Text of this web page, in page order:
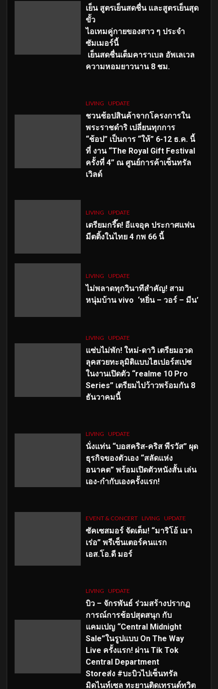
เย็น สูตรเย็นสดชื่น และสูตรเย็นสุด
ขั้ว
ไอเทมคู่กายของสาว ๆ ประจำ
ซัมเมอร์นี้
เย็นสดชื่นเต็มคาราเบล อัพเลเวล
ความหอมยาวนาน 8 ชม.
LIVING UPDATE
ชวนช้อปสินค้าจากโครงการใน
พระราชดำริ เปลี่ยนทุกการ
“ช้อป” เป็นการ “ให้” 6-12 ธ.ค. นี้
ที่ งาน “The Royal Gift Festival
ครั้งที่ 4” ณ ศูนย์การค้าเซ็นทรัล
เวิลด์
LIVING UPDATE
เตรียมกรี๊ด! อีแจอุค ประกาศแฟน
มีตติ้งในไทย 4 กพ 66 นี้
LIVING UPDATE
ไม่พลาดทุกวินาทีสำคัญ! สาม
หนุ่มบ้าน vivo ‘หยิ่น – วอร์ – มีน’
LIVING UPDATE
แซ่บไม่พัก! ใหม่-ดาวิ เตรียมอวด
ลุคสวยทะลุมิติแบบไฮเปอร์สเปซ
ในงานเปิดตัว “realme 10 Pro
Series” เตรียมไปว้าวพร้อมกัน 8
ธันวาคมนี้
LIVING UPDATE
นั่งแท่น “บอสคริส-คริส พีรวัส” ผุด
ธุรกิจของตัวเอง “สลัดแห่ง
อนาคต” พร้อมเปิดตัวหนังสั้น เล่น
เอง-กำกับเองครั้งแรก!
EVENT & CONCERT LIVING UPDATE
ซัคเซสมอร์ จัดเต็ม! “มาริโอ้ เมา
เร่อ” พรีเซ็นเตอร์คนแรก
เอส.โอ.ดี มอร์
LIVING UPDATE
บิว – จักรพันธ์ ร่วมสร้างปรากฏ
การณ์การช้อปสุดสนุก กับ
แคมเปญ “Central Midnight
Sale”ในรูปแบบ On The Way
Live ครั้งแรก! ผ่าน Tik Tok
Central Department
Storeส่ง #บะบิวไปเซ็นทรัล
มิดไนท์เซล ทะยานติดเทรนด์ทวิต